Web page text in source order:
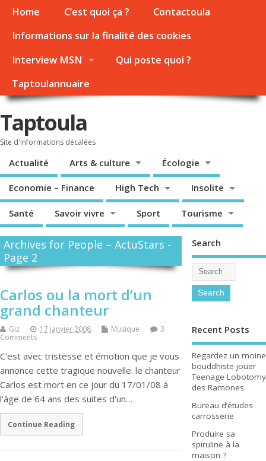
Home C’est quoi ça ?
Contactoula
Informations sur la finalité des cookies
Interview MSN
Qui poste quoi ?
Taptoulannuaire
Taptoula
Site d'informations décalées
Actualité Arts & culture Écologie
Economie – Finance High Tech Insolite
Santé Savoir vivre Sport Tourisme
Archives for People – ActuStars -
Page 2
Carlos ou la mort d’un
grand chanteur
Giz 17 janvier 2008 Musique
3
Comments
C'est avec tristesse et émotion que je vous
annonce cette tragique nouvelle: le chanteur
Carlos est mort en ce jour du 17/01/08 à
l'âge de 64 ans des suites d'un…
Continue Reading
Search
Recent Posts
Regardez un moine
bouddhiste jouer
Teenage Lobotomy
des Ramones
Bureau d’études
carrosserie
Produire sa
spiruline à la
maison ?